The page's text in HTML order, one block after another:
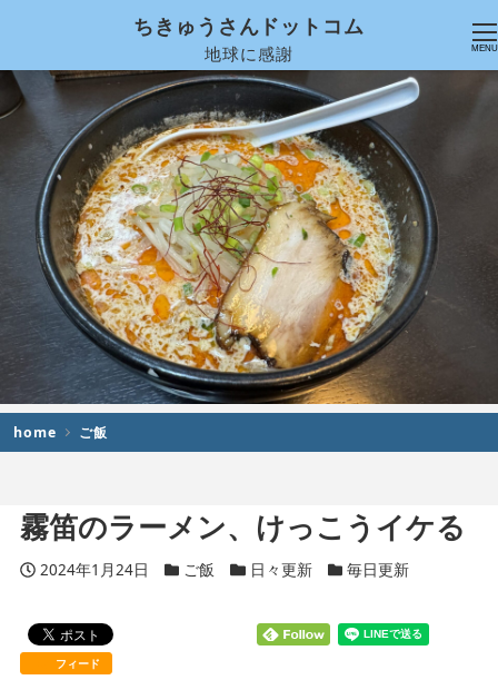
ちきゅうさんドットコム
地球に感謝 MENU
home ご飯
霧笛のラーメン、けっこうイケる
投稿日
2024年1月24日 カテゴリー
ご飯 カテゴリー
日々更新 カテゴリー
毎日更新
フィード